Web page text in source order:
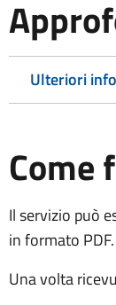
Ulteriori
Come
Il servizio può
in formato PDF.
Una volta